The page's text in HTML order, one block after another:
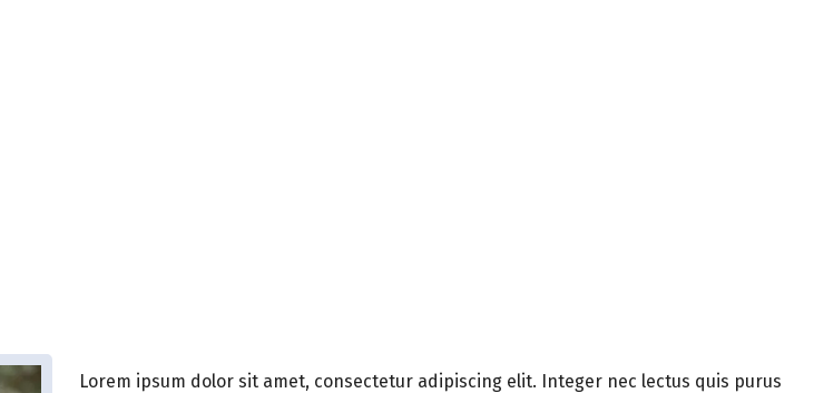
Lorem ipsum dolor sit amet, consectetur adipiscing elit. Integer nec lectus quis purus